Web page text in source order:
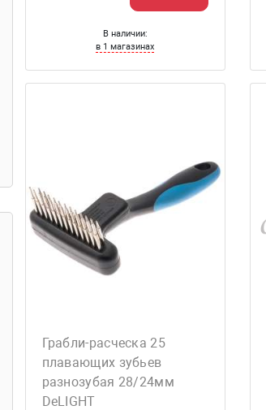
В наличии:
в 1 магазинах
Грабли-расческа 25
плавающих зубьев
разнозубая 28/24мм
DeLIGHT